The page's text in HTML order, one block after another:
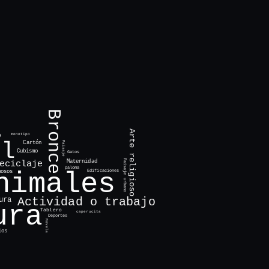
Bronce
Cubismo Arte religioso
Maternidad
Deportes
paloma
caperucita
monotipo
Novela
Tablero
Actividad o trabajo
Gatos
Cartón Paisaje
Edificaciones Paisaje urbano